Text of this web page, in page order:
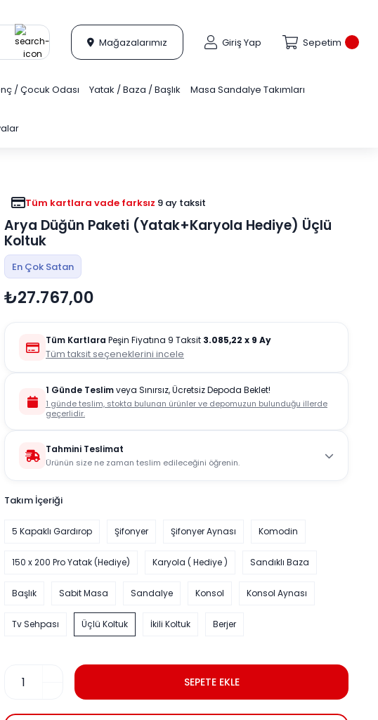
Mağazalarımız Giriş Yap Sepetim
/ Çocuk Odası Yatak / Baza / Başlık Masa Sandalye Takımları
Tüm kartlara vade farksız 9 ay taksit
Arya Düğün Paketi (Yatak+Karyola Hediye) Üçlü
Koltuk
En Çok Satan
₺27.767,00
Tüm Kartlara Peşin Fiyatına 9 Taksit 3.085,22 x 9 Ay
Tüm taksit seçeneklerini incele
1 Günde Teslimveya Sınırsız, Ücretsiz Depoda Beklet!
1 günde teslim, stokta bulunan ürünler ve depomuzun bulunduğu illerde
geçerlidir.
Tahmini Teslimat
Ürünün size ne zaman teslim edileceğini öğrenin.
Takım İçeriği
5 Kapaklı Gardırop Şifonyer Şifonyer Aynası Komodin
150 x 200 Pro Yatak (Hediye) Karyola ( Hediye ) Sandıklı Baza
Başlık Sabit Masa Sandalye Konsol Konsol Aynası
Tv Sehpası Üçlü Koltuk İkili Koltuk Berjer
SEPETE EKLE